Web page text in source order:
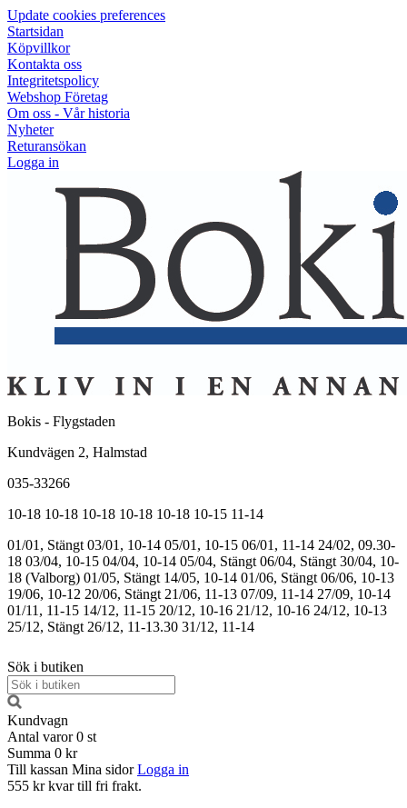
Update cookies preferences
Startsidan
Köpvillkor
Kontakta oss
Integritetspolicy
Webshop Företag
Om oss - Vår historia
Nyheter
Returansökan
Logga in
Bokis - Flygstaden
Kundvägen 2, Halmstad
035-33266
10-18 10-18 10-18 10-18 10-18 10-15 11-14
01/01, Stängt 03/01, 10-14 05/01, 10-15 06/01, 11-14 24/02, 09.30-
18 03/04, 10-15 04/04, 10-14 05/04, Stängt 06/04, Stängt 30/04, 10-
18 (Valborg) 01/05, Stängt 14/05, 10-14 01/06, Stängt 06/06, 10-13
19/06, 10-12 20/06, Stängt 21/06, 11-13 07/09, 11-14 27/09, 10-14
01/11, 11-15 14/12, 11-15 20/12, 10-16 21/12, 10-16 24/12, 10-13
25/12, Stängt 26/12, 11-13.30 31/12, 11-14
Sök i butiken
Kundvagn
Antal varor 0 st
Summa 0 kr
Till kassan Mina sidor Logga in
555 kr kvar till fri frakt.